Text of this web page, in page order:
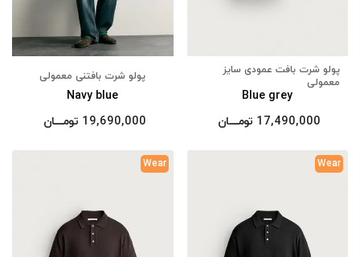
پولو شرت بافت عمودی سایز
معمولی
Blue grey
17,490,000 تومــــــان
پولو شرت بافتنی معمولی
Navy blue
19,690,000 تومــــــان
Wear
Wear